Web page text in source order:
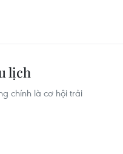
lịch
chính là cơ hội trải